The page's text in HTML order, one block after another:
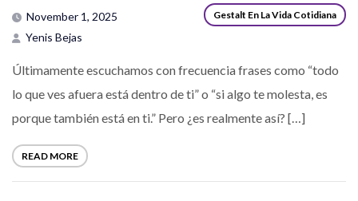
Gestalt En La Vida Cotidiana
November 1, 2025
Yenis Bejas
Últimamente escuchamos con frecuencia frases como “todo
lo que ves afuera está dentro de ti” o “si algo te molesta, es
porque también está en ti.” Pero ¿es realmente así? […]
READ MORE